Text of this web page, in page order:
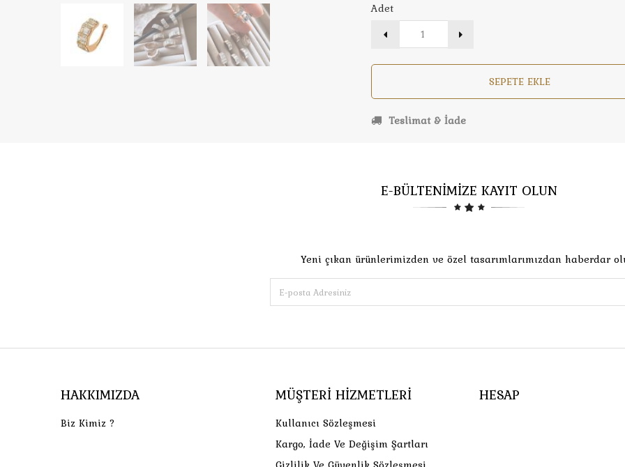
Adet
SEPETE EKLE
Teslimat & İade
E-BÜLTENİMİZE KAYIT OLUN
Yeni çıkan ürünlerimizden ve özel tasarımlarımızdan haberdar
HAKKIMIZDA
Biz Kimiz ?
MÜŞTERI HIZMETLERI
Kullanıcı Sözleşmesi
Kargo, İade Ve Değişim Şartları
HESAP